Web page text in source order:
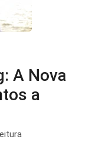
A Nova
a